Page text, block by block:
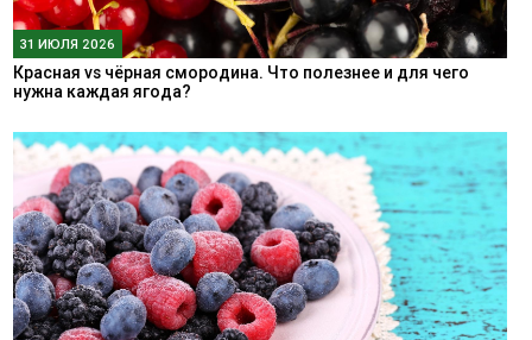
31 ИЮЛЯ 2026
Красная vs чёрная смородина. Что полезнее и для чего
нужна каждая ягода?